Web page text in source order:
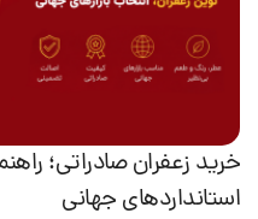
خرید زعفران صادراتی؛
استانداردهای جهانی